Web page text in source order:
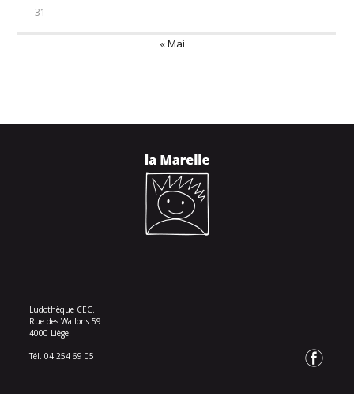
31
« Mai
Ludothèque CEC.
Rue des Wallons 59
4000 Liège
Tél. 04 254 69 05